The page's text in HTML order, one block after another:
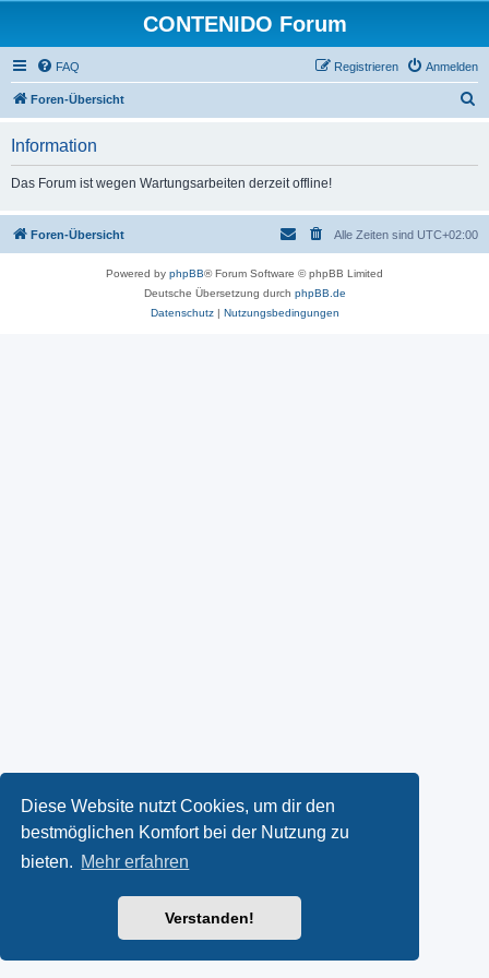
Diese Website nutzt Cookies, um dir den
bestmöglichen Komfort bei der Nutzung zu
bieten. Mehr erfahren
Verstanden!
CONTENIDO Forum
FAQ Anmelden
Registrieren
Foren-Übersicht
Information
Das Forum ist wegen Wartungsarbeiten derzeit offline!
Foren-Übersicht Alle Zeiten sind UTC+02:00
Powered by phpBB® Forum Software © phpBB Limited
Deutsche Übersetzung durch phpBB.de
Datenschutz| Nutzungsbedingungen